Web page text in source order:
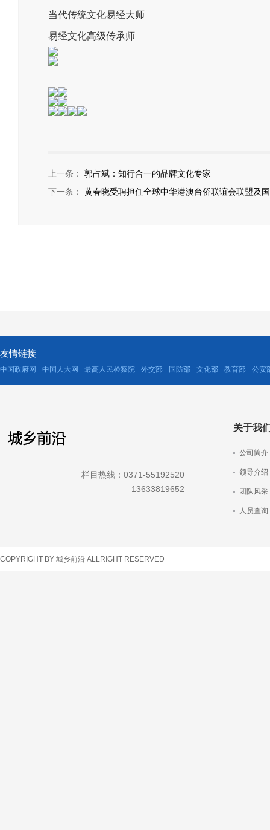
当代传统文化易经大师
易经文化高级传承师
上一条： 郭占斌：知行合一的品牌文化专家
下一条： 黄春晓受聘担任全球中华港澳台侨联谊会联盟及
友情链接
中国政府网 中国人大网 最高人民检察院 外交部 国防部 文化部 教育部 公安
栏目热线：0371-55192520
13633819652
关于我
公司简介
领导介绍
团队风采
人员查询
COPYRIGHT BY 城乡前沿 ALLRIGHT RESERVED